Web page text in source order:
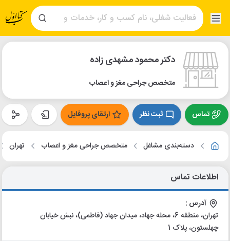
دکتر محمود مشهدی زاده
متخصص جراحی مغز و اعصاب
تماس ثبت نظر ارتقای پروفایل
دسته‌بندی مشاغل متخصص جراحی مغز و اعصاب تهران
اطلاعات تماس
آدرس :
تهران، منطقه 6، محله جهاد، میدان جهاد (فاطمی)، نبش خیابان
چهلستون، پلاک 1